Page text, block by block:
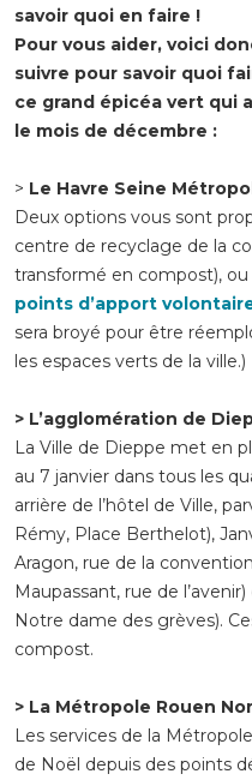
savoir quoi en faire !
Pour vous aider, voici
suivre pour savoir quoi
ce grand épicéa vert qui
le mois de décembre :
> Le Havre Seine
Deux options vous sont
centre de recyclage de la
transformé en compost), ou
points d’apport
sera broyé pour être
les espaces verts de la ville.)
> L’agglomération de
La Ville de Dieppe met en
au 7 janvier dans tous les
arrière de l’hôtel de Ville,
Rémy, Place Berthelot),
Aragon, rue de la
Maupassant, rue de
Notre dame des grèves).
compost.
> La Métropole Rouen
Les services de la
de Noël depuis des points